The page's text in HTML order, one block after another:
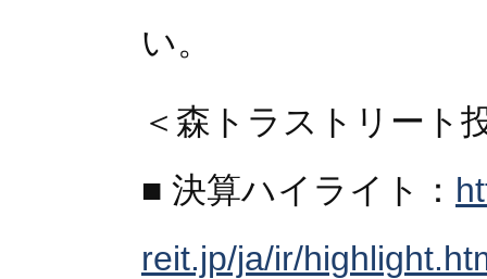
い。
＜森トラストリート
■ 決算ハイライト：
reit.jp/ja/ir/